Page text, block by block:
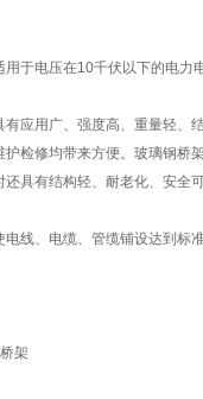
电压在10千伏以下的电力电
用广、强度高、重量轻、结
护检修均带来方便。玻璃钢桥
具有结构轻、耐老化、安全
、电缆、管缆铺设达到标准
架